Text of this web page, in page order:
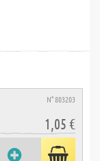
N° 803203
1,05 €